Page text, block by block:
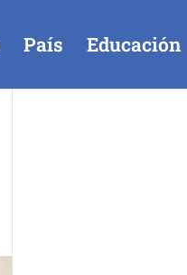
País Educación